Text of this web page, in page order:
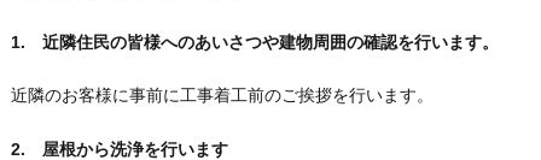
1. 近隣住民の皆様へのあいさつや建物周囲の確認を行います。
近隣のお客様に事前に工事着工前のご挨拶を行います。
2. 屋根から洗浄を行います